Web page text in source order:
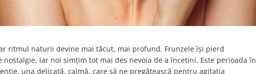
ritmul naturii devine mai tăcut, mai profund. Frunzele își pierd
iar noi simțim tot mai des nevoia de a încetini. Este perioada în
una delicată, calmă, care să ne pregătească pentru agitația